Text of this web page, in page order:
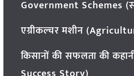
Government Schemes
एग्रीकल्चर मशीन
किसानों की सफलता की